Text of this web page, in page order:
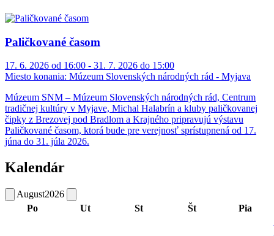
Paličkované časom
17. 6. 2026 od 16:00 - 31. 7. 2026 do 15:00
Miesto konania: Múzeum Slovenských národných rád - Myjava
Múzeum SNM – Múzeum Slovenských národných rád, Centrum
tradičnej kultúry v Myjave, Michal Halabrín a kluby paličkovanej
čipky z Brezovej pod Bradlom a Krajného pripravujú výstavu
Paličkované časom, ktorá bude pre verejnosť sprístupnená od 17.
júna do 31. júla 2026.
Kalendár
August2026
Po
Ut St Št Pia